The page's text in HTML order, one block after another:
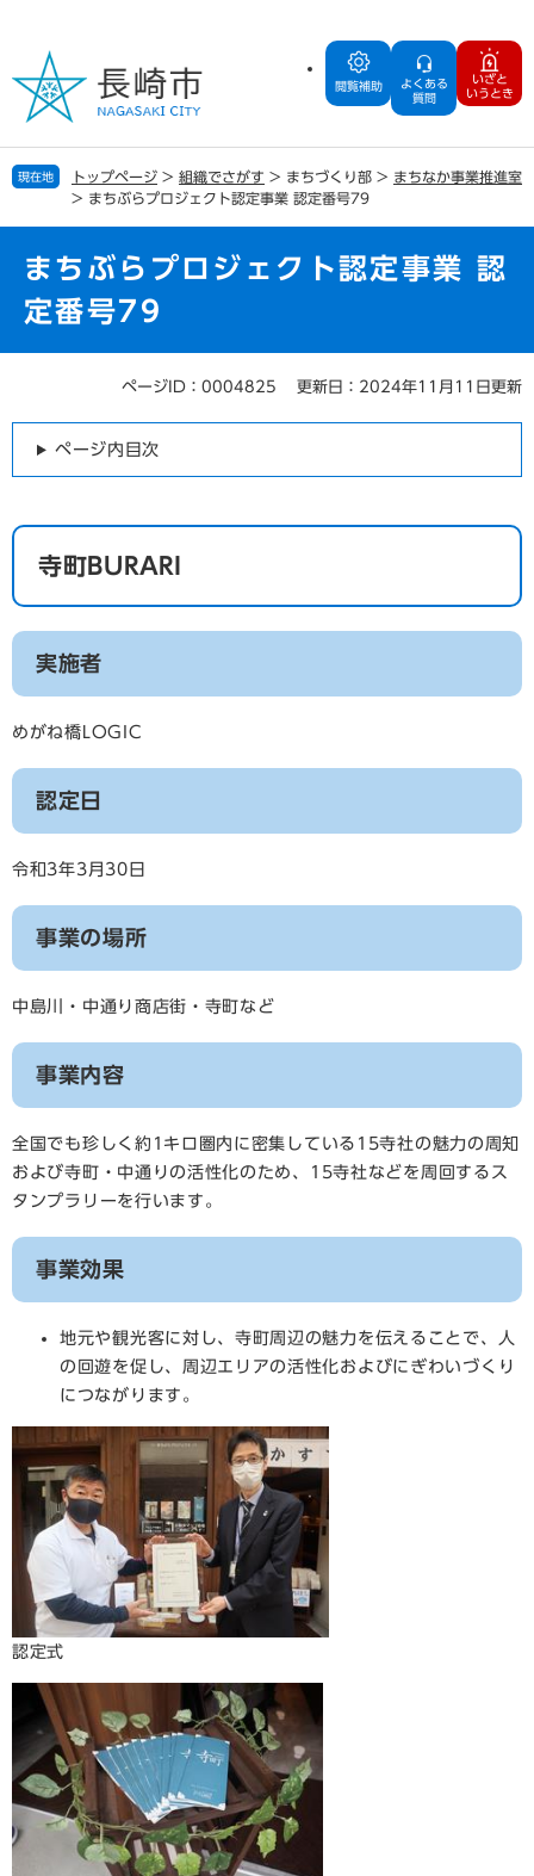
の
で
す
ー
ば
し
閲覧補助
よくある
質問
いざと
いうとき
現在地 トップページ > 組織でさがす > まちづくり部 > まちなか事業推進室
> まちぶらプロジェクト認定事業 認定番号79
まちぶらプロジェクト認定事業 認
定番号79
ページID：0004825 更新日：2024年11月11日更新
ページ内目次
寺町BURARI
実施者
めがね橋LOGIC
認定日
令和3年3月30日
事業の場所
中島川・中通り商店街・寺町など
事業内容
全国でも珍しく約1キロ圏内に密集している15寺社の魅力の周知
および寺町・中通りの活性化のため、15寺社などを周回するス
タンプラリーを行います。
事業効果
地元や観光客に対し、寺町周辺の魅力を伝えることで、人
の回遊を促し、周辺エリアの活性化およびにぎわいづくり
につながります。
認定式